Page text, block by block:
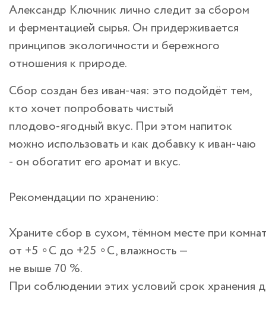
Александр Ключник лично следит за сбором
и ферментацией сырья. Он придерживается
принципов экологичности и бережного
отношения к природе.
Сбор создан без иван‑чая: это подойдёт тем,
кто хочет попробовать чистый
плодово‑ягодный вкус. При этом напиток
можно использовать и как добавку к иван‑чаю
- он обогатит его аромат и вкус.
Рекомендации по хранению:
Храните сбор в сухом, тёмном месте при
от +5 ∘C до +25 ∘C, влажность —
не выше 70 %.
При соблюдении этих условий срок хранения